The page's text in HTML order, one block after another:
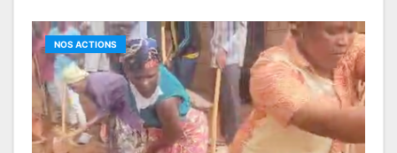
NOS ACTIONS